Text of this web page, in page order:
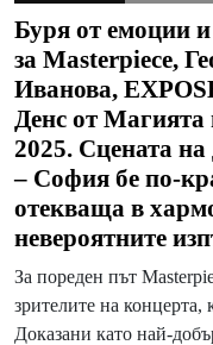
Буря от емоции
за Masterpiece,
Иванова,
Денс от Магията
2025. Сцената
– София бе по-
отекваща в
невероятните
За пореден път
зрителите на
Доказани като най-